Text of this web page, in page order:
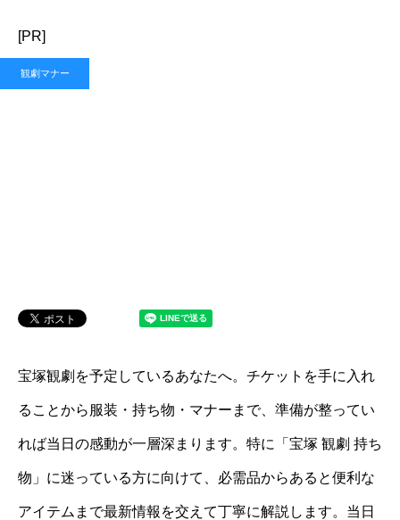
[PR]
観劇マナー
宝塚観劇を予定しているあなたへ。チケットを手に入れ
ることから服装・持ち物・マナーまで、準備が整ってい
れば当日の感動が一層深まります。特に「宝塚 観劇 持ち
物」に迷っている方に向けて、必需品からあると便利な
アイテムまで最新情報を交えて丁寧に解説します。当日